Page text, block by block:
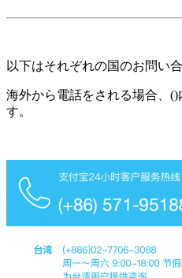
以下はそれぞれの国のお問い
海外から電話をされる場合、
す。